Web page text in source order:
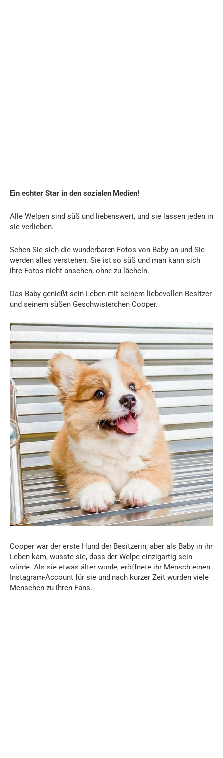
Ein echter Star in den sozialen Medien!
Alle Welpen sind süß und liebenswert, und sie lassen jeden in
sie verlieben.
Sehen Sie sich die wunderbaren Fotos von Baby an und Sie
werden alles verstehen. Sie ist so süß und man kann sich
ihre Fotos nicht ansehen, ohne zu lächeln.
Das Baby genießt sein Leben mit seinem liebevollen Besitzer
und seinem süßen Geschwisterchen Cooper.
Cooper war der erste Hund der Besitzerin, aber als Baby in ihr
Leben kam, wusste sie, dass der Welpe einzigartig sein
würde. Als sie etwas älter wurde, eröffnete ihr Mensch einen
Instagram-Account für sie und nach kurzer Zeit wurden viele
Menschen zu ihren Fans.